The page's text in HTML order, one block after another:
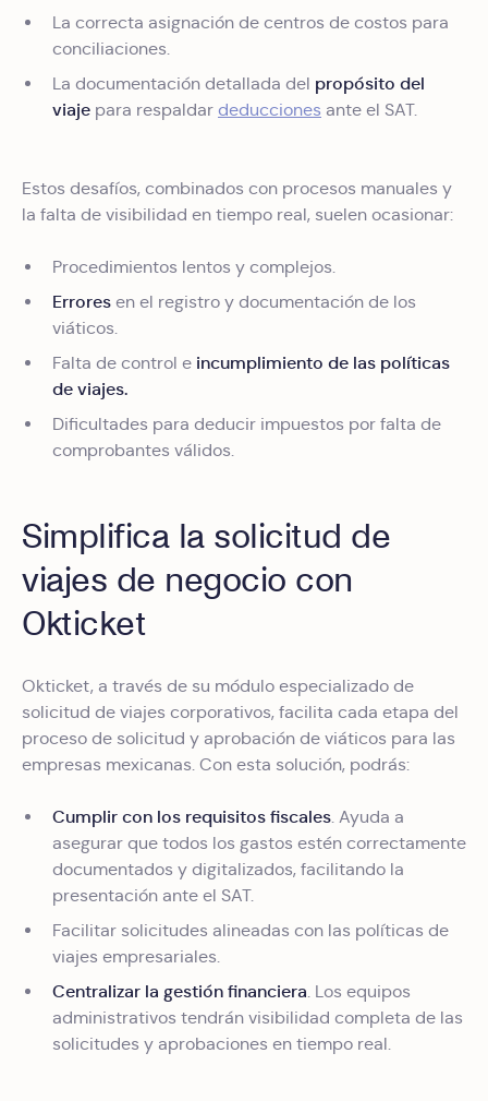
La correcta asignación de centros de costos para
conciliaciones.
La documentación detallada del propósito del
viaje para respaldar deducciones ante el SAT.
Estos desafíos, combinados con procesos manuales y
la falta de visibilidad en tiempo real, suelen ocasionar:
Procedimientos lentos y complejos.
Errores en el registro y documentación de los
viáticos.
Falta de control e incumplimiento de las políticas
de viajes.
Dificultades para deducir impuestos por falta de
comprobantes válidos.
Simplifica la solicitud de
viajes de negocio con
Okticket
Okticket, a través de su módulo especializado de
solicitud de viajes corporativos, facilita cada etapa del
proceso de solicitud y aprobación de viáticos para las
empresas mexicanas. Con esta solución, podrás:
Cumplir con los requisitos fiscales. Ayuda a
asegurar que todos los gastos estén correctamente
documentados y digitalizados, facilitando la
presentación ante el SAT.
Facilitar solicitudes alineadas con las políticas de
viajes empresariales.
Centralizar la gestión financiera. Los equipos
administrativos tendrán visibilidad completa de las
solicitudes y aprobaciones en tiempo real.